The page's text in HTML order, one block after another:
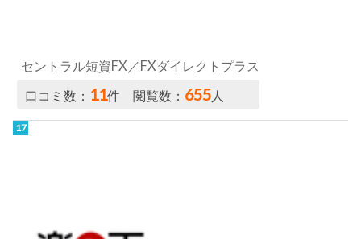
セントラル短資FX／FXダイレクトプラス
口コミ数： 11件 閲覧数： 655人